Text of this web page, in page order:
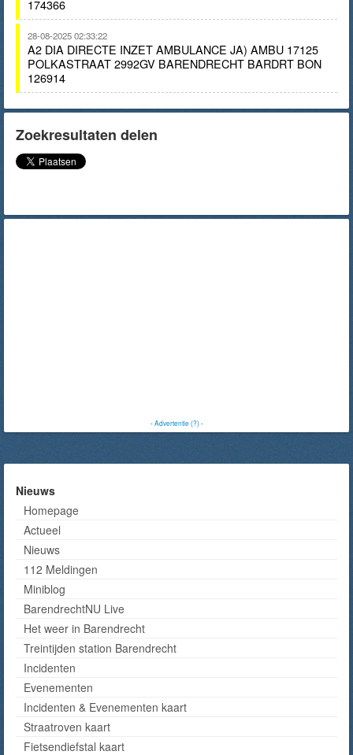
174366
28-08-2025 02:33:22
A2 DIA DIRECTE INZET AMBULANCE JA) AMBU 17125
POLKASTRAAT 2992GV BARENDRECHT BARDRT BON
126914
Zoekresultaten delen
-Advertentie (?)-
Nieuws
Homepage
Actueel
Nieuws
112 Meldingen
Miniblog
BarendrechtNU Live
Het weer in Barendrecht
Treintijden station Barendrecht
Incidenten
Evenementen
Incidenten & Evenementen kaart
Straatroven kaart
Fietsendiefstal kaart